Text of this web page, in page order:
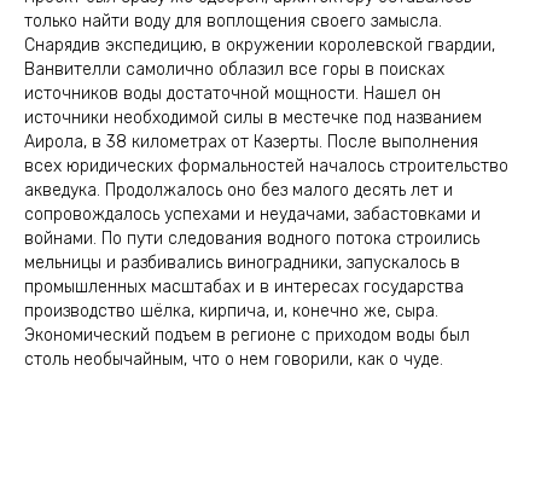
только найти воду для воплощения своего замысла.
Снарядив экспедицию, в окружении королевской гвардии,
Ванвителли самолично облазил все горы в поисках
источников воды достаточной мощности. Нашел он
источники необходимой силы в местечке под названием
Аирола, в 38 километрах от Казерты. После выполнения
всех юридических формальностей началось строительство
акведука. Продолжалось оно без малого десять лет и
сопровождалось успехами и неудачами, забастовками и
войнами. По пути следования водного потока строились
мельницы и разбивались виноградники, запускалось в
промышленных масштабах и в интересах государства
производство шёлка, кирпича, и, конечно же, сыра.
Экономический подъем в регионе с приходом воды был
столь необычайным, что о нем говорили, как о чуде.